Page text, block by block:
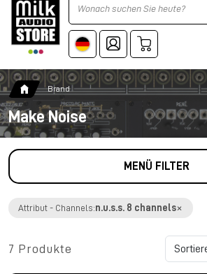
Brand
Make Noise
MENÜ FILTER
Attribut - Channels:n.u.s.s. 8 channels×
7 Produkte